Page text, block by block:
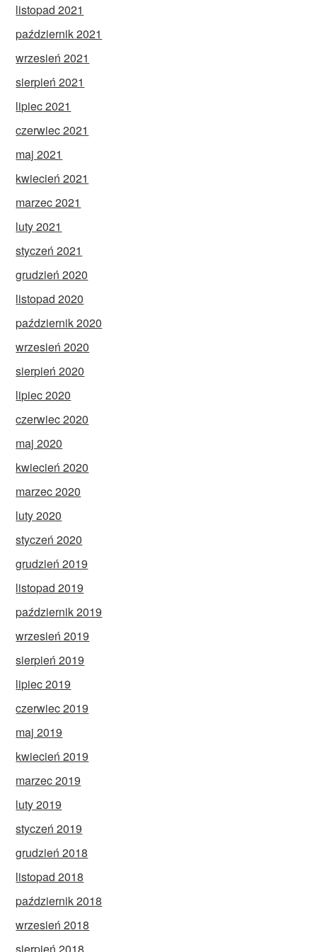
listopad 2021
październik 2021
wrzesień 2021
sierpień 2021
lipiec 2021
czerwiec 2021
maj 2021
kwiecień 2021
marzec 2021
luty 2021
styczeń 2021
grudzień 2020
listopad 2020
październik 2020
wrzesień 2020
sierpień 2020
lipiec 2020
czerwiec 2020
maj 2020
kwiecień 2020
marzec 2020
luty 2020
styczeń 2020
grudzień 2019
listopad 2019
październik 2019
wrzesień 2019
sierpień 2019
lipiec 2019
czerwiec 2019
maj 2019
kwiecień 2019
marzec 2019
luty 2019
styczeń 2019
grudzień 2018
listopad 2018
październik 2018
wrzesień 2018
sierpień 2018